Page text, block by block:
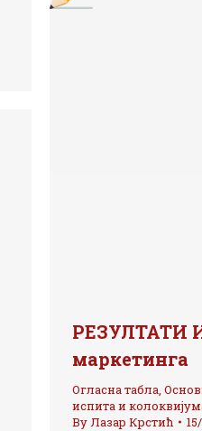
РЕЗУЛТАТИ
маркетинга
Огласна табла,
испита и
ByЛазар Крстић